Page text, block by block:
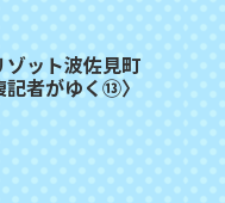
ゾット波佐見町
記者がゆく⑬〉